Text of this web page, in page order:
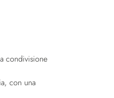
condivisione
con una